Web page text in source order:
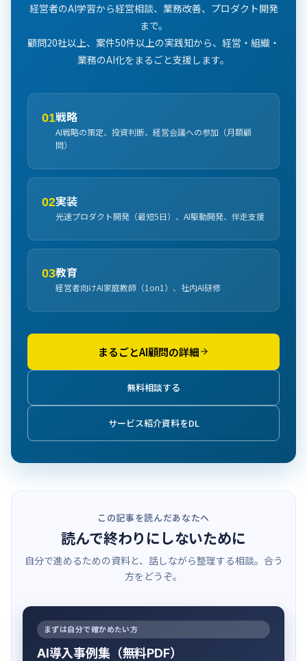
経営者のAI学習から経営相談、業務改善、プロダクト開発
まで。
顧問20社以上、案件50件以上の実践知から、経営・組織・
業務のAI化をまるごと支援します。
01戦略
AI戦略の策定、投資判断、経営会議への参加（月額顧
問）
02実装
光速プロダクト開発（最短5日）、AI駆動開発、伴走支援
03教育
経営者向けAI家庭教師（1on1）、社内AI研修
まるごとAI顧問の詳細
無料相談する
サービス紹介資料をDL
この記事を読んだあなたへ
読んで終わりにしないために
自分で進めるための資料と、話しながら整理する相談。合う
方をどうぞ。
まずは自分で確かめたい方
AI導入事例集（無料PDF）